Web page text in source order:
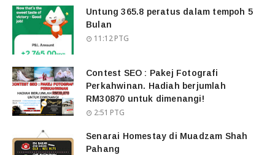
Untung 365.8 peratus dalam tempoh 5
Bulan
11:12 PTG
Contest SEO : Pakej Fotografi
Perkahwinan. Hadiah berjumlah
RM30870 untuk dimenangi!
2:51 PTG
Senarai Homestay di Muadzam Shah
Pahang